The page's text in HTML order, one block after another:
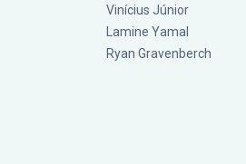
Vinícius Júnior
Lamine Yamal
Ryan Gravenberch